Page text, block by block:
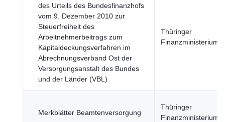
des Urteils des Bundesfinanzhofs
vom 9. Dezember 2010 zur
Steuerfreiheit des
Arbeitnehmerbeitrags zum
Kapitaldeckungsverfahren im
Abrechnungsverband Ost der
Versorgungsanstalt des Bundes
und der Länder (VBL)
Thüringer
Finanzministerium
Merkblätter Beamtenversorgung
Thüringer
Finanzministerium